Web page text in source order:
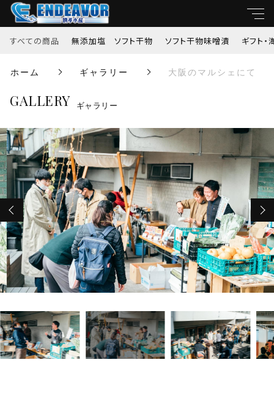
すべての商品 無添加塩 ソフト干物 ソフト干物味噌漬 ギフト
ホーム ギャラリー 大阪のマルシェにて
GALLERY ギャラリー
ソフト干物味噌漬
ギフト・海の贈り物
当社限定オリジナルソフト干物
親カテゴリ
子カテゴリ
価格帯
～
並び順
その他
在庫あり セール